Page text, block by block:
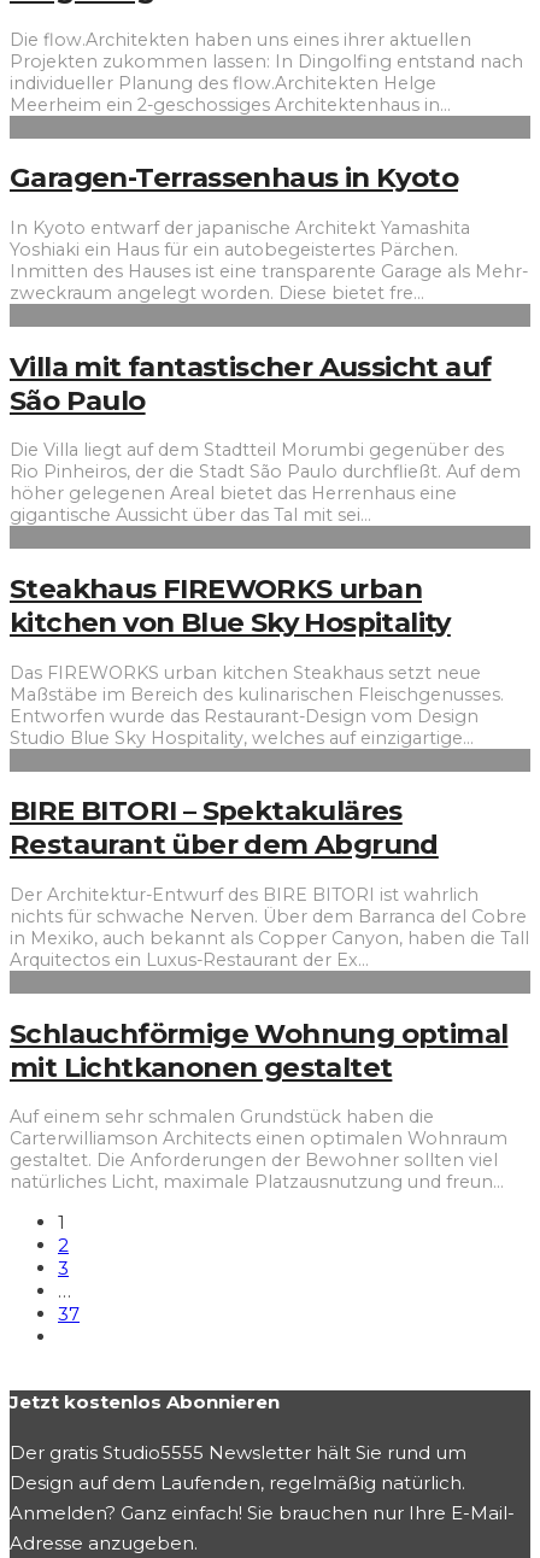
Die flow.Architekten haben uns eines ihrer aktuellen
Projekten zukommen lassen: In Dingolfing entstand nach
individueller Planung des flow.Architekten Helge
Meerheim ein 2-geschossiges Architektenhaus in...
Garagen-Terrassenhaus in Kyoto
In Kyoto entwarf der japanische Architekt Yamashita
Yoshiaki ein Haus für ein autobegeistertes Pärchen.
Inmitten des Hauses ist eine transparente Garage als Mehr­
zweck­raum angelegt worden. Diese bietet fre...
Villa mit fantastischer Aussicht auf
São Paulo
Die Villa liegt auf dem Stadtteil Morumbi gegenüber des
Rio Pinheiros, der die Stadt São Paulo durchfließt. Auf dem
höher gelegenen Areal bietet das Herrenhaus eine
gigantische Aussicht über das Tal mit sei...
Steakhaus FIREWORKS urban
kitchen von Blue Sky Hospitality
Das FIREWORKS urban kitchen Steakhaus setzt neue
Maßstäbe im Bereich des kulinarischen Fleischgenusses.
Entworfen wurde das Restaurant-Design vom Design
Studio Blue Sky Hospitality, welches auf einzigartige...
BIRE BITORI – Spektakuläres
Restaurant über dem Abgrund
Der Architektur-Entwurf des BIRE BITORI ist wahrlich
nichts für schwache Nerven. Über dem Barranca del Cobre
in Mexiko, auch bekannt als Copper Canyon, haben die Tall
Arquitectos ein Luxus-Restaurant der Ex...
Schlauchförmige Wohnung optimal
mit Lichtkanonen gestaltet
Auf einem sehr schmalen Grundstück haben die
Carterwilliamson Architects einen optimalen Wohnraum
gestaltet. Die Anforderungen der Bewohner sollten viel
natürliches Licht, maximale Platzausnutzung und freun...
1
2
3
…
37
Jetzt kostenlos Abonnieren
Der gratis Studio5555 Newsletter hält Sie rund um
Design auf dem Laufenden, regelmäßig natürlich.
Anmelden? Ganz einfach! Sie brauchen nur Ihre E-Mail-
Adresse anzugeben.